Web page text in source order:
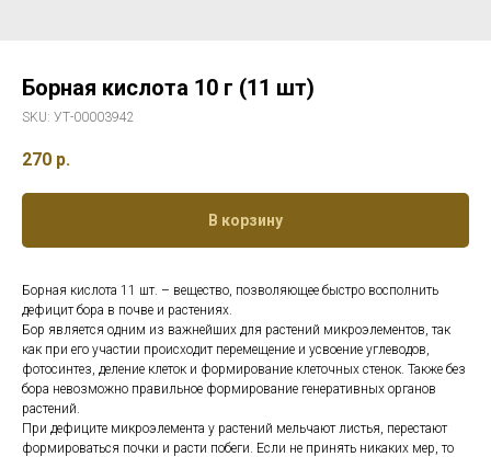
Борная кислота 10 г (11 шт)
SKU: УТ-00003942
270 р.
В корзину
Борная кислота 11 шт. – вещество, позволяющее быстро восполнить
дефицит бора в почве и растениях.
Бор является одним из важнейших для растений микроэлементов, так
как при его участии происходит перемещение и усвоение углеводов,
фотосинтез, деление клеток и формирование клеточных стенок. Также без
бора невозможно правильное формирование генеративных органов
растений.
При дефиците микроэлемента у растений мельчают листья, перестают
формироваться почки и расти побеги. Если не принять никаких мер, то